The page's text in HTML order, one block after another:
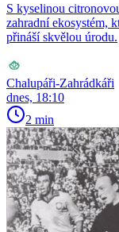
S kyselinou
zahradní ekosystém,
přináší skvělou úrodu.
Chalupáři-Zahrádkáři
dnes, 18:10
2 min